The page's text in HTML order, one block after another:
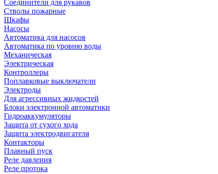
Соединители для рукавов
Стволы пожарные
Шкафы
Насосы
Автоматика для насосов
Автоматика по уровню воды
Механическая
Электрическая
Контроллеры
Поплавковые выключатели
Электроды
Для агрессивных жидкостей
Блоки электронной автоматики
Гидроаккумуляторы
Защита от сухого хода
Защита электродвигателя
Контакторы
Плавный пуск
Реле давления
Реле протока